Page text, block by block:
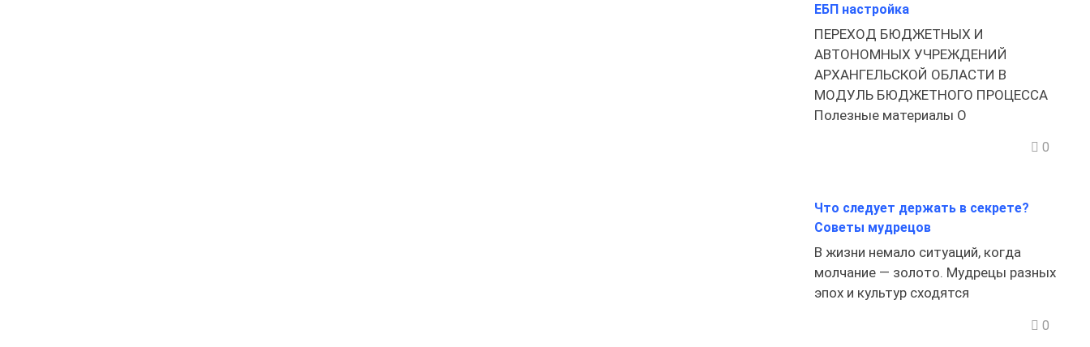
ЕБП настройка
ПЕРЕХОД БЮДЖЕТНЫХ И
АВТОНОМНЫХ УЧРЕЖДЕНИЙ
АРХАНГЕЛЬСКОЙ ОБЛАСТИ В
МОДУЛЬ БЮДЖЕТНОГО ПРОЦЕССА
Полезные материалы О
0
Что следует держать в секрете?
Советы мудрецов
В жизни немало ситуаций, когда
молчание — золото. Мудрецы разных
эпох и культур сходятся
0